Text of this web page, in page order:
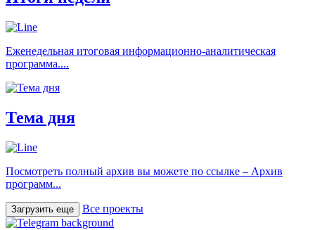
Еженедельная итоговая информационно-аналитическая
программа....
Тема дня
Посмотреть полный архив вы можете по ссылке – Архив
программ...
Загрузить еще Все проекты